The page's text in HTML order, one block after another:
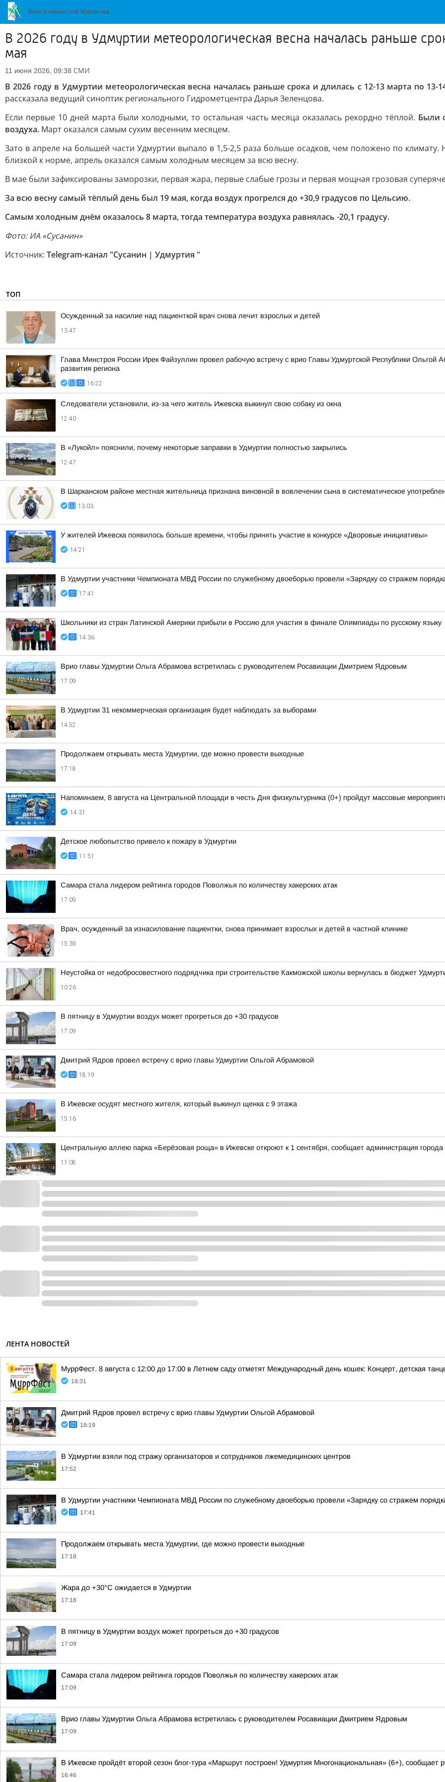
В 2026 году в Удмуртии метеорологическая весна началась раньше
мая
11 июня 2026, 09:38 СМИ
В 2026 году в Удмуртии метеорологическая весна началась раньше срока и длилась с 12-13 марта по 13-
рассказала ведущий синоптик регионального Гидрометцентра Дарья Зеленцова.
Если первые 10 дней марта были холодными, то остальная часть месяца оказалась рекордно тёплой. Были
воздуха. Март оказался самым сухим весенним месяцем.
Зато в апреле на большей части Удмуртии выпало в 1,5-2,5 раза больше осадков, чем положено по климату.
близкой к норме, апрель оказался самым холодным месяцем за всю весну.
В мае были зафиксированы заморозки, первая жара, первые слабые грозы и первая мощная грозовая
За всю весну самый тёплый день был 19 мая, когда воздух прогрелся до +30,9 градусов по Цельсию.
Самым холодным днём оказалось 8 марта, тогда температура воздуха равнялась -20,1 градусу.
Фото: ИА «Сусанин»
Источник: Telegram-канал "Сусанин | Удмуртия "
ТОП
Осужденный за насилие над пациенткой врач снова лечит взрослых и детей
13:47
Глава Минстроя России Ирек Файзуллин провел рабочую встречу с врио Главы Удмуртской Республики Ольгой
развития региона
16:22
Следователи установили, из-за чего житель Ижевска выкинул свою собаку из окна
12:40
В «Лукойл» пояснили, почему некоторые заправки в Удмуртии полностью закрылись
12:47
В Шарканском районе местная жительница признана виновной в вовлечении сына в систематическое
13:03
У жителей Ижевска появилось больше времени, чтобы принять участие в конкурсе «Дворовые инициативы»
14:21
В Удмуртии участники Чемпионата МВД России по служебному двоеборью провели «Зарядку со стражем
17:41
Школьники из стран Латинской Америки прибыли в Россию для участия в финале Олимпиады по русскому языку
14:36
Врио главы Удмуртии Ольга Абрамова встретилась с руководителем Росавиации Дмитрием Ядровым
17:09
В Удмуртии 31 некоммерческая организация будет наблюдать за выборами
14:52
Продолжаем открывать места Удмуртии, где можно провести выходные
17:18
Напоминаем, 8 августа на Центральной площади в честь Дня физкультурника (0+) пройдут массовые
14:31
Детское любопытство привело к пожару в Удмуртии
11:51
Самара стала лидером рейтинга городов Поволжья по количеству хакерских атак
17:09
Врач, осужденный за изнасилование пациентки, снова принимает взрослых и детей в частной клинике
15:39
Неустойка от недобросовестного подрядчика при строительстве Какможской школы вернулась в бюджет
10:26
В пятницу в Удмуртии воздух может прогреться до +30 градусов
17:09
Дмитрий Ядров провел встречу с врио главы Удмуртии Ольгой Абрамовой
18:19
В Ижевске осудят местного жителя, который выкинул щенка с 9 этажа
15:16
Центральную аллею парка «Берёзовая роща» в Ижевске откроют к 1 сентября, сообщает администрация города
11:08
ЛЕНТА НОВОСТЕЙ
МуррФест. 8 августа с 12:00 до 17:00 в Летнем саду отметят Международный день кошек: Концерт, детская
18:31
Дмитрий Ядров провел встречу с врио главы Удмуртии Ольгой Абрамовой
18:19
В Удмуртии взяли под стражу организаторов и сотрудников лжемедицинских центров
17:52
В Удмуртии участники Чемпионата МВД России по служебному двоеборью провели «Зарядку со стражем
17:41
Продолжаем открывать места Удмуртии, где можно провести выходные
17:18
Жара до +30°С ожидается в Удмуртии
17:18
В пятницу в Удмуртии воздух может прогреться до +30 градусов
17:09
Самара стала лидером рейтинга городов Поволжья по количеству хакерских атак
17:09
Врио главы Удмуртии Ольга Абрамова встретилась с руководителем Росавиации Дмитрием Ядровым
17:09
В Ижевске пройдёт второй сезон блог-тура «Маршрут построен! Удмуртия Многонациональная» (6+), сообщает
16:46